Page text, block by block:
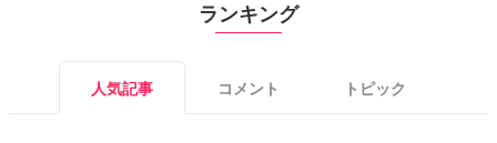
ランキング
人気記事 コメント トピック